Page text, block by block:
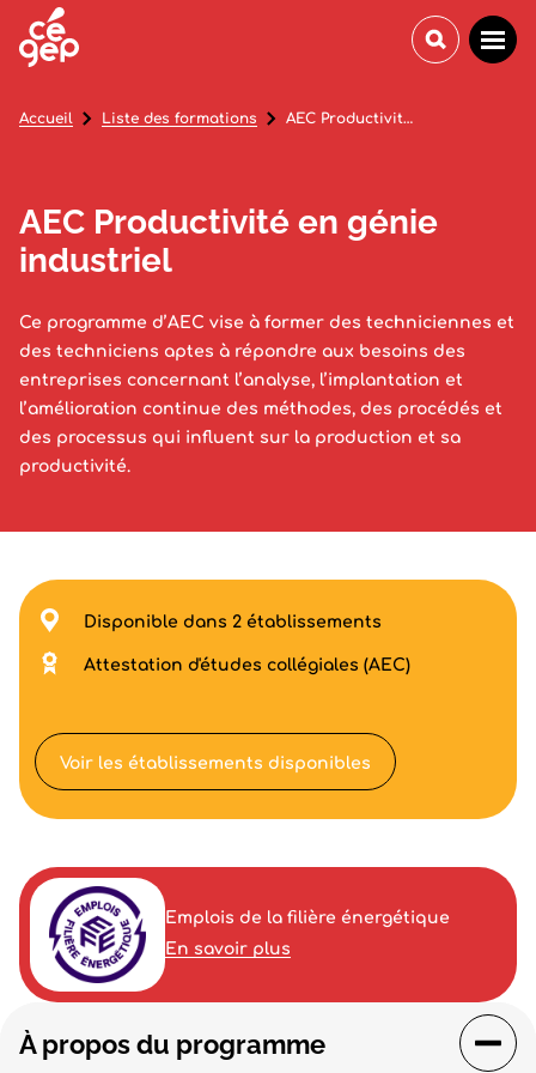
AEC Productivité en génie
industriel
Ce programme d’AEC vise à former des techniciennes et
des techniciens aptes à répondre aux besoins des
entreprises concernant l’analyse, l’implantation et
l’amélioration continue des méthodes, des procédés et
des processus qui influent sur la production et sa
productivité.
Accueil Liste des formations AEC Productivité en génie industriel
À propos du programme
Disponible dans 2 établissements
Attestation d'études collégiales (AEC)
Voir les établissements disponibles
Emplois de la filière énergétique
En savoir plus